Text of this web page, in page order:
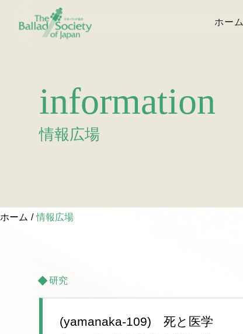
ホーム
information
情報広場
ホーム 情報広場
研究
(yamanaka-109) 死と医学